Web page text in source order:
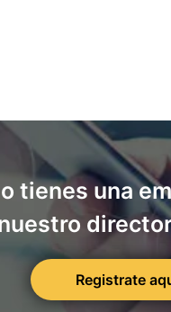
tienes una
Registrate